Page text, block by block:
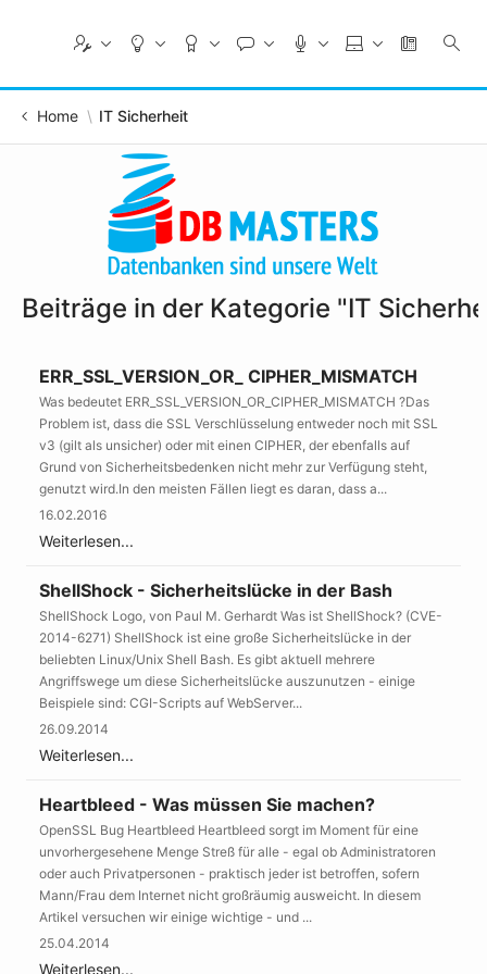
Home IT Sicherheit
Beiträge in der Kategorie "IT
ERR_SSL_VERSION_OR_ CIPHER_MISMATCH
Was bedeutet ERR_SSL_VERSION_OR_CIPHER_MISMATCH ?Das
Problem ist, dass die SSL Verschlüsselung entweder noch mit SSL
v3 (gilt als unsicher) oder mit einen CIPHER, der ebenfalls auf
Grund von Sicherheitsbedenken nicht mehr zur Verfügung steht,
genutzt wird.In den meisten Fällen liegt es daran, dass a...
16.02.2016
Weiterlesen...
ShellShock - Sicherheitslücke in der Bash
ShellShock Logo, von Paul M. Gerhardt Was ist ShellShock? (CVE-
2014-6271) ShellShock ist eine große Sicherheitslücke in der
beliebten Linux/Unix Shell Bash. Es gibt aktuell mehrere
Angriffswege um diese Sicherheitslücke auszunutzen - einige
Beispiele sind: CGI-Scripts auf WebServer...
26.09.2014
Weiterlesen...
Heartbleed - Was müssen Sie machen?
OpenSSL Bug Heartbleed Heartbleed sorgt im Moment für eine
unvorhergesehene Menge Streß für alle - egal ob Administratoren
oder auch Privatpersonen - praktisch jeder ist betroffen, sofern
Mann/Frau dem Internet nicht großräumig ausweicht. In diesem
Artikel versuchen wir einige wichtige - und ...
25.04.2014
Weiterlesen...